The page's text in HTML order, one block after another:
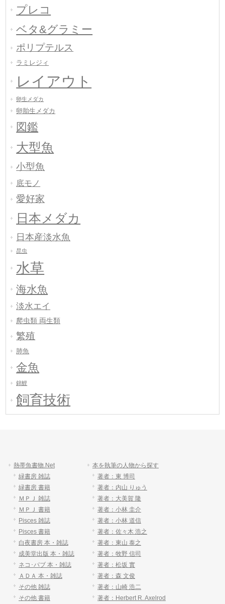
プレコ
ベタ&グラミー
ポリプテルス
ラミレジィ
レイアウト
卵生メダカ
卵胎生メダカ
図鑑
大型魚
小型魚
底モノ
愛好家
日本メダカ
日本産淡水魚
昆虫
水草
海水魚
淡水エイ
爬虫類 両生類
繁殖
肺魚
金魚
錦鯉
飼育技術
熱帯魚書物.Net
緑書房 雑誌
緑書房 書籍
ＭＰＪ 雑誌
ＭＰＪ 書籍
Pisces 雑誌
Pisces 書籍
白夜書房 本・雑誌
成美堂出版 本・雑誌
ネコ･パブ 本・雑誌
ＡＤＡ 本・雑誌
その他 雑誌
その他 書籍
本を執筆の人物から探す
著者：東 博司
著者：内山 りゅう
著者：大美賀 隆
著者：小林 圭介
著者：小林 道信
著者：佐々木 浩之
著者：東山 泰之
著者：牧野 信司
著者：松坂 實
著者：森 文俊
著者：山崎 浩二
著者：Herbert R. Axelrod